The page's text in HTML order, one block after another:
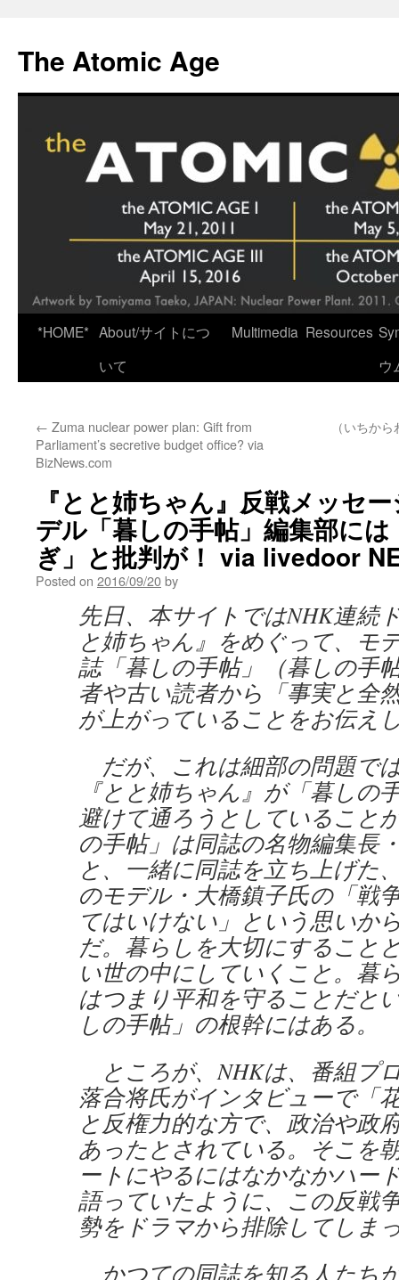
content
The Atomic Age
*HOME* About/サイトにつ
いて
Multimedia Resources
ウ
← Zuma nuclear power plan: Gift from
Parliament’s secretive budget office? via
BizNews.com
（いちか
『とと姉ちゃん』反戦メッセ
デル「暮しの手帖」編集部に
ぎ」と批判が！ via livedoor
Posted on 2016/09/20by
先日、本サイトではNHK連続
と姉ちゃん』をめぐって、モ
誌「暮しの手帖」（暮しの手
者や古い読者から「事実と全
が上がっていることをお伝え
だが、これは細部の問題で
『とと姉ちゃん』が「暮しの
避けて通ろうとしていること
の手帖」は同誌の名物編集長
と、一緒に同誌を立ち上げた
のモデル・大橋鎮子氏の「戦
てはいけない」という思いか
だ。暮らしを大切にすること
い世の中にしていくこと。暮
はつまり平和を守ることだと
しの手帖」の根幹にはある。
ところが、NHKは、番組プ
落合将氏がインタビューで「
と反権力的な方で、政治や政
あったとされている。そこを
ートにやるにはなかなかハー
語っていたように、この反戦
勢をドラマから排除してしま
かつての同誌を知る人たち